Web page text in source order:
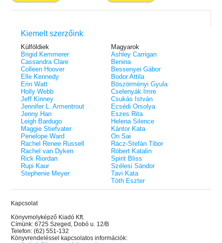
Kiemelt szerzőink
Külföldiek
Brigid Kemmerer
Cassandra Clare
Colleen Hoover
Elle Kennedy
Erin Watt
Holly Webb
Jeff Kinney
Jennifer L. Armentrout
Jenny Han
Leigh Bardugo
Maggie Stiefvater
Penelope Ward
Rachel Renee Russell
Rachel van Dyken
Rick Riordan
Rupi Kaur
Stephenie Meyer
Magyarok
Ashley Carrigan
Benina
Bessenyei Gábor
Bodor Attila
Böszörményi Gyula
Cselenyák Imre
Csukás István
Ecsédi Orsolya
Eszes Rita
Helena Silence
Kántor Kata
On Sai
Rácz-Stefán Tibor
Róbert Katalin
Spirit Bliss
Szélesi Sándor
Tavi Kata
Tóth Eszter
Kapcsolat
Könyvmolyképző Kiadó Kft.
Címünk: 6725 Szeged, Dobó u. 12/B
Telefon: (62) 551-132
Könyvrendeléssel kapcsolatos információk: